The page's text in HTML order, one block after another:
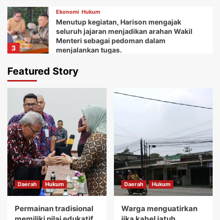
3
Ekonomi Hukum
Menutup kegiatan, Harison mengajak
seluruh jajaran menjadikan arahan Wakil
Menteri sebagai pedoman dalam
menjalankan tugas.
Daerah
Ketua Balai Adat Keariaan Tangerang Rd.
dukungan dan bantuan Bupati Tangerang
dan seluruh jajarannya.
5
Daerah Ekonomi
Kemudian Anna menuturkan acara Gebyar
festival Kuliner UMKM memberikan wadah
bagi koperasi dan pelaku usaha mikro.
Daerah Hukum
Permainan tradisional memiliki nilai
Featured Story
Daerah Hukum
Permainan tradisional
Daerah Hukum
Warga menguatirkan